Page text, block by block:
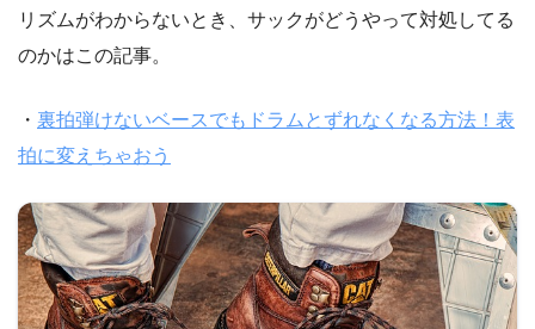
リズムがわからないとき、サックがどうやって対処してる
のかはこの記事。
・ 裏拍弾けないベースでもドラムとずれなくなる方法！表
拍に変えちゃおう